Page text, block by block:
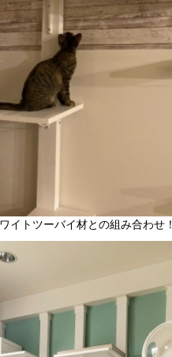
トツーバイ材との組み合わせ！